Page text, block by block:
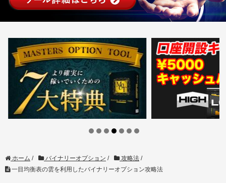
ホーム / バイナリーオプション / 攻略法 /
一目均衡表の雲を利用したバイナリーオプション攻略法